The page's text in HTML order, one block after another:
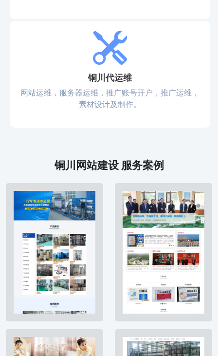
铜川代运维
网站运维，服务器运维，推广账号开户，推广运维，
素材设计及制作。
铜川网站建设 服务案例